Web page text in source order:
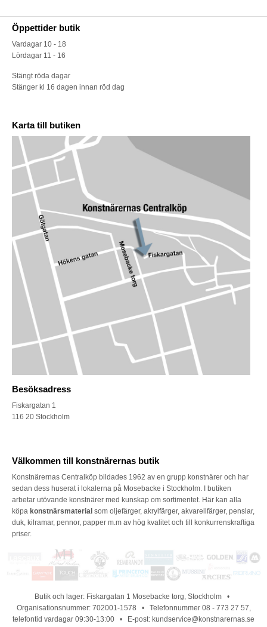
Öppettider butik
Vardagar 10 - 18
Lördagar 11 - 16
Stängt röda dagar
Stänger kl 16 dagen innan röd dag
Karta till butiken
Besöksadress
Fiskargatan 1
116 20 Stockholm
Välkommen till konstnärernas butik
Konstnärernas Centralköp bildades 1962 av en grupp konstnärer och har
sedan dess huserat i lokalerna på Mosebacke i Stockholm. I butiken
arbetar utövande konstnärer med kunskap om sortimentet. Här kan alla
köpa konstnärsmaterial som oljefärger, akrylfärger, akvarellfärger, penslar,
duk, kilramar, pennor, papper m.m av hög kvalitet och till konkurrenskraftiga
priser.
Butik och lager: Fiskargatan 1 Mosebacke torg, Stockholm •
Organisationsnummer: 702001-1578 • Telefonnummer 08 - 773 27 57,
telefontid vardagar 09:30-13:00 • E-post: kundservice@konstnarernas.se